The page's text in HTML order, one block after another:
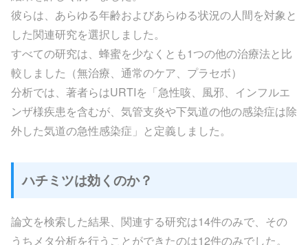
彼らは、あらゆる年齢およびあらゆる状況の人間を対象と
した関連研究を選択しました。
すべての研究は、蜂蜜を少なくとも1つの他の治療法と比
較しました（無治療、通常のケア、プラセボ）
分析では、著者らはURTIを「急性咳、風邪、インフルエ
ンザ様疾患を含むが、気管支炎や下気道の他の感染症は除
外した気道の急性感染症」と定義しました。
ハチミツは効くのか？
論文を検索した結果、関連する研究は14件のみで、その
うちメタ分析を行うことができたのは12件のみでした。